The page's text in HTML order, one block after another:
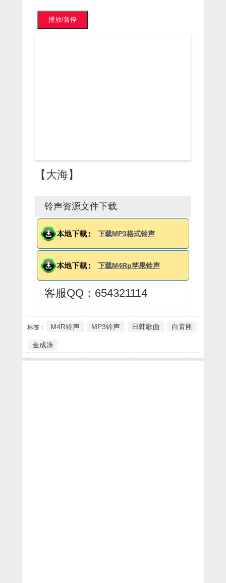
播放/暂停
【大海】
铃声资源文件下载
下载MP3格式铃声
下载M4Rp苹果铃声
客服QQ：654321114
标签： M4R铃声 MP3铃声 日韩歌曲 白青刚
金成洙